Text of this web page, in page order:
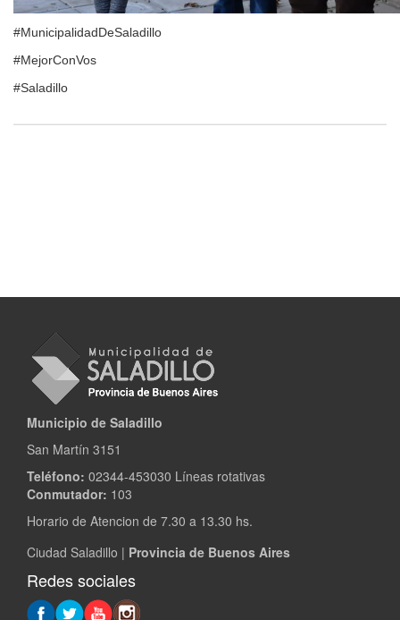
#MunicipalidadDeSaladillo
#MejorConVos
#Saladillo
Municipio de Saladillo
San Martín 3151
Teléfono: 02344-453030 Líneas rotativas
Conmutador: 103
Horario de Atencion de 7.30 a 13.30 hs.
Ciudad Saladillo | Provincia de Buenos Aires
Redes sociales